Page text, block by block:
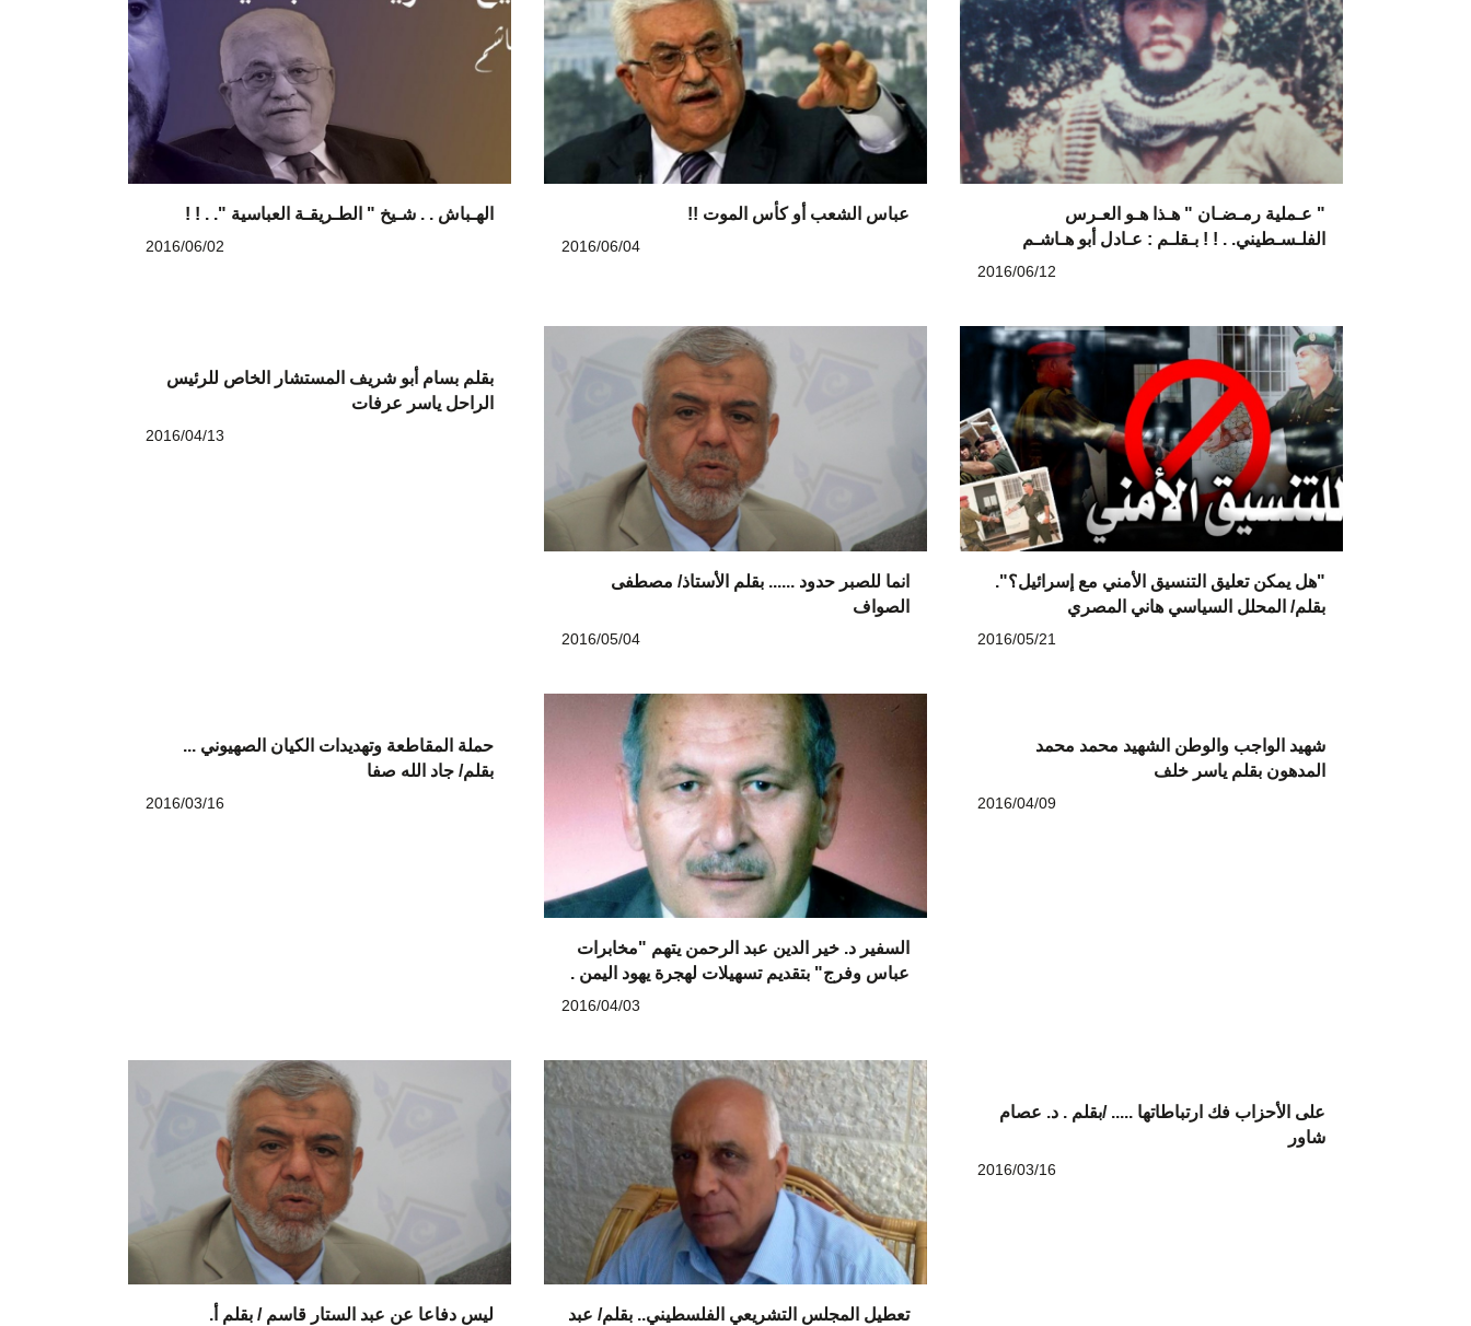
" عـملية رمـضـان " هـذا هـو العـرس
الفلـسـطيني. . ! ! بـقلـم : عـادل أبو هـاشـم
عباس الشعب أو كأس الموت !! الهـباش . . شـيخ " الطـريقـة العباسية ". . ! !
"هل يمكن تعليق التنسيق الأمني مع إسرائيل؟".
بقلم/ المحلل السياسي هاني المصري
انما للصبر حدود ...... بقلم الأستاذ/ مصطفى
الصواف
بقلم بسام أبو شريف المستشار الخاص للرئيس
الراحل ياسر عرفات
شهيد الواجب والوطن الشهيد محمد محمد
المدهون بقلم ياسر خلف
السفير د. خير الدين عبد الرحمن يتهم "مخابرات
عباس وفرج" بتقديم تسهيلات لهجرة يهود اليمن .
حملة المقاطعة وتهديدات الكيان الصهيوني ...
بقلم/ جاد الله صفا
على الأحزاب فك ارتباطاتها ..... /بقلم . د. عصام
شاور
تعطيل المجلس التشريعي الفلسطيني.. بقلم/ عبد
ليس دفاعا عن عبد الستار قاسم / بقلم أ.